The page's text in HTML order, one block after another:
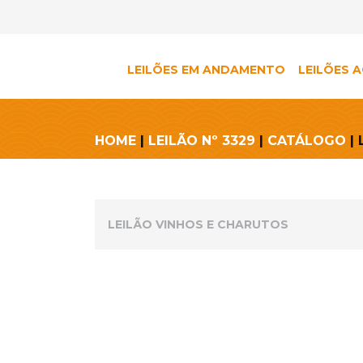
LEILÕES EM ANDAMENTO LEILÕES
HOME | LEILÃO Nº 3329 | CATÁLOGO |
LEILÃO VINHOS E CHARUTOS